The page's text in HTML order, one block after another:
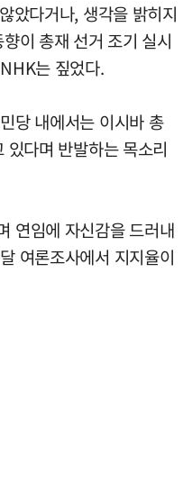
았다거나, 생각을 밝히지
이 총재 선거 조기 실시
는 짚었다.
당 내에서는 이시바 총
다며 반발하는 목소리
연임에 자신감을 드러내
여론조사에서 지지율이